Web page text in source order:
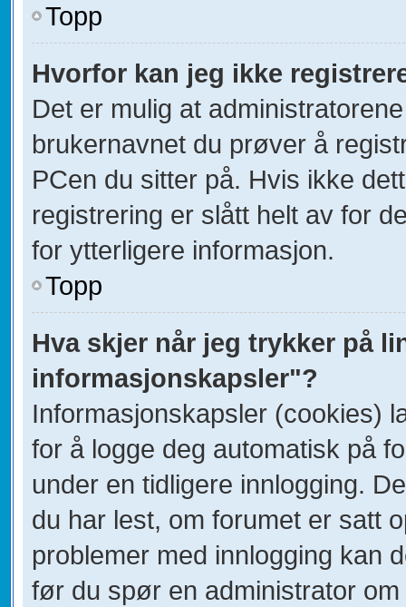
Topp
Hvorfor kan jeg ikke
Det er mulig at
brukernavnet du prøver å
PCen du sitter på. Hvis ikke
registrering er slått helt av for
for ytterligere informasjon.
Topp
Hva skjer når jeg trykker på
informasjonskapsler"?
Informasjonskapsler (cookies)
for å logge deg automatisk på
under en tidligere innlogging.
du har lest, om forumet er satt
problemer med innlogging kan
før du spør en administrator